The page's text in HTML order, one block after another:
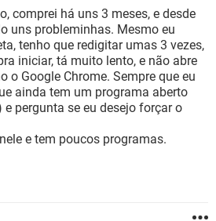
GMAIL
EXCEL
GMAIL
WHATSAPP
FACEBOOK
EXCEL
comprei há uns 3 meses, e desde
uns probleminhas. Mesmo eu
tenho que redigitar umas 3 vezes,
iniciar, tá muito lento, e não abre
o Google Chrome. Sempre que eu
ainda tem um programa aberto
pergunta se eu desejo forçar o
e tem poucos programas.